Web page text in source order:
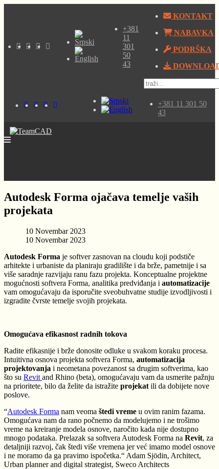
+381
11
301
50
43
KONTAKT
NABAVKA
PODRŠKA
+381 11 301 50
43
Autodesk Forma ojačava temelje vaših
projekata
10 Novembar 2023
10 Novembar 2023
Autodesk Forma je softver zasnovan na cloudu koji podstiče
arhitekte i urbaniste da planiraju gradilište i da brže, pametnije i sa
više saradnje razvijaju ranu fazu projekta. Konceptualne projektne
mogućnosti softvera Forma, analitika predviđanja i automatizacije
vam omogućavaju da isporučite sveobuhvatne studije izvodljivosti i
izgradite čvrste temelje svojih projekata.
Omogućava efikasnost radnih tokova
Radite efikasnije i brže donosite odluke u svakom koraku procesa.
Intuitivna osnova projekta softvera Forma, automatizacija
projektovanja i neometana povezanost sa drugim softverima, kao
što su Revit and Rhino (beta), omogućavaju vam da usmerite pažnju
na prioritete, bilo da želite da istražite projekat ili da dobijete nove
poslove.
“Autodesk Forma nam veoma štedi vreme u ovim ranim fazama.
Omogućava nam da rano počnemo da modelujemo i ne trošimo
vreme na kreiranje modela osnove, naročito kada nije dostupno
mnogo podataka. Prelazak sa softvera Autodesk Forma na Revit, za
detaljniji razvoj, čak štedi više vremena jer već imamo model osnove
i ne moramo da ga pravimo ispočetka.“ Adam Sjödin, Architect,
Urban planner and digital strategist, Sweco Architects